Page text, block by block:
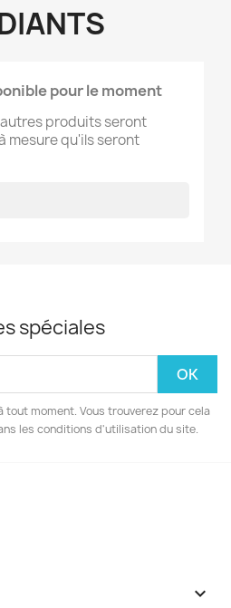
pour le moment
produits seront
mesure qu'ils seront
spéciales
tout moment. Vous trouverez pour cela
les conditions d'utilisation du site.
